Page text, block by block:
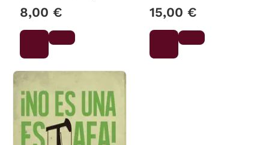
8,00 € 15,00 €